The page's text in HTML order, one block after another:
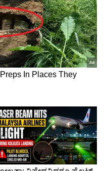
ನಾನು ಇಂಜಿನಿಯರ್‌
ಎಸ್‌ಎಸ್‌ಎಲ್‌ಸಿ